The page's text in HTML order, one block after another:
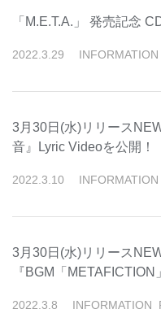
「M.E.T.A.」 発売記念
2022 3 29 INFORMATION
3月30日(水)リリース
音』Lyric Videoを公開！
2022 3 10 INFORMATION
3月30日(水)リリース
『BGM「
2022 3 8 INFORMATION